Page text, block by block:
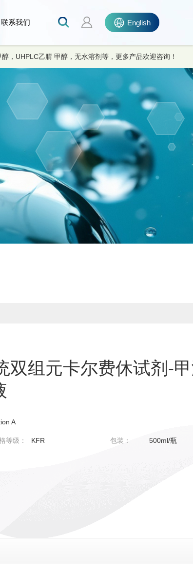
联系我们 English
，UHPLC乙腈 甲醇，无水溶剂等，更多产品欢迎咨询！
双组元卡尔费休试剂-
A
等级： KFR 包装： 500ml/瓶